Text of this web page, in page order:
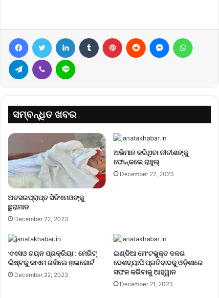
FacebookTwitter LinkedIn Tumblr Pinterest Reddit Messenger
Telegram Viber Line
ସମ୍ବନ୍ଧିତ ଖବର
ଅବସରପ୍ରାପ୍ତ ସିଡିଏମଓଙ୍କୁ
ଛୁରାମାଡ
December 22, 2023
ଅଭିମାନ କରିଥିବା ନୀତୀଶଙ୍କୁ
ଫୋନ୍‌କଲେ ରାହୁଲ୍‌
December 22, 2023
ଏଏସଓ ଚୟନ ପ୍ରକ୍ରିୟା : ମେରିଟ୍
ଲିଷ୍ଟକୁ କାଏମ ରଖିଲେ ହାଇକୋର୍ଟ
December 22, 2023
ଇଣ୍ଡିଆ ମେଂଟଭୁକ୍ତ ଦଳର
ଦେଶବ୍ୟାପି ପ୍ରତିବାଦକୁ ଓଡ଼ିଶାରେ
ସଫଳ କରିବାକୁ ଆହ୍ୱାନ
December 21, 2023